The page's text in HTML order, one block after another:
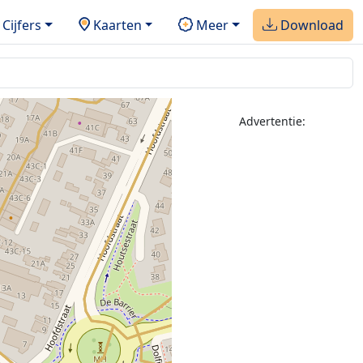
Cijfers Kaarten Meer Download
Advertentie: